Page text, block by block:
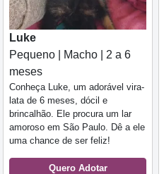
Luke
Pequeno | Macho | 2 a 6
meses
Conheça Luke, um adorável vira-
lata de 6 meses, dócil e
brincalhão. Ele procura um lar
amoroso em São Paulo. Dê a ele
uma chance de ser feliz!
Quero Adotar